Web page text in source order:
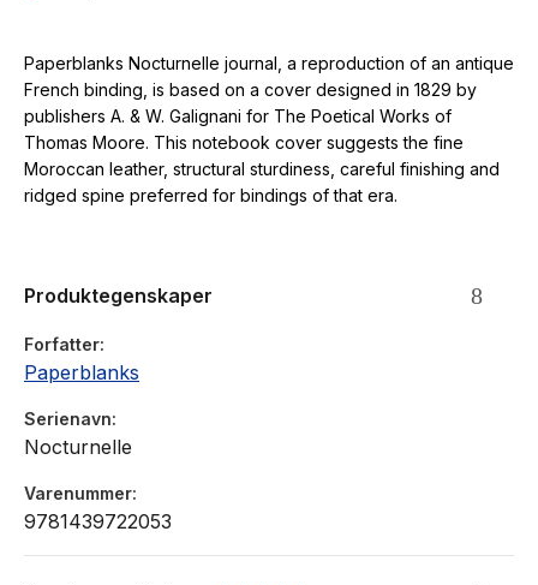
Paperblanks Nocturnelle journal, a reproduction of an antique
French binding, is based on a cover designed in 1829 by
publishers A. & W. Galignani for The Poetical Works of
Thomas Moore. This notebook cover suggests the fine
Moroccan leather, structural sturdiness, careful finishing and
ridged spine preferred for bindings of that era.
Produktegenskaper
Forfatter
Paperblanks
Serienavn
Nocturnelle
Varenummer
9781439722053